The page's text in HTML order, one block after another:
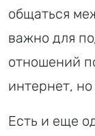
общаться
важно для
отношений
интернет,
Есть и еще